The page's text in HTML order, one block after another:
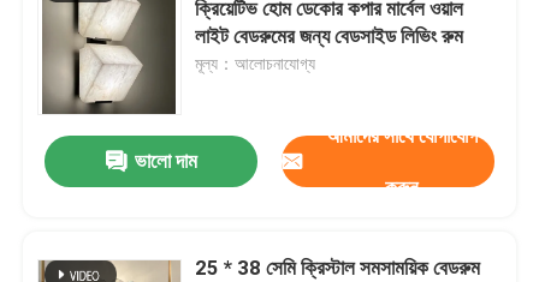
ক্রিয়েটিভ হোম ডেকোর কপার মার্বেল ওয়াল
লাইট বেডরুমের জন্য বেডসাইড লিভিং রুম
মূল্য：আলোচনাযোগ্য
ভালো দাম
আমাদের সাথে যোগাযোগ
করুন
25 * 38 সেমি ক্রিস্টাল সমসাময়িক বেডরুম